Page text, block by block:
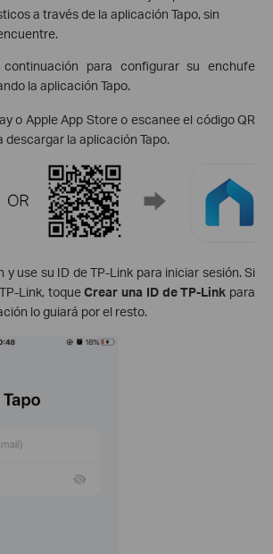
a través de la aplicación Tapo, sin
para configurar su enchufe
la aplicación Tapo.
o Apple App Store o escanee el código QR
la aplicación Tapo.
y use su ID de TP-Link para iniciar sesión. Si
Link, toqueCrear una ID de TP-Link para
lo guiará por el resto.